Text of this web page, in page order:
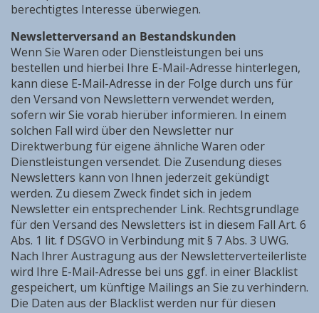
berechtigtes Interesse überwiegen.
Newsletterversand an Bestandskunden
Wenn Sie Waren oder Dienstleistungen bei uns
bestellen und hierbei Ihre E-Mail-Adresse hinterlegen,
kann diese E-Mail-Adresse in der Folge durch uns für
den Versand von Newslettern verwendet werden,
sofern wir Sie vorab hierüber informieren. In einem
solchen Fall wird über den Newsletter nur
Direktwerbung für eigene ähnliche Waren oder
Dienstleistungen versendet. Die Zusendung dieses
Newsletters kann von Ihnen jederzeit gekündigt
werden. Zu diesem Zweck findet sich in jedem
Newsletter ein entsprechender Link. Rechtsgrundlage
für den Versand des Newsletters ist in diesem Fall Art. 6
Abs. 1 lit. f DSGVO in Verbindung mit § 7 Abs. 3 UWG.
Nach Ihrer Austragung aus der Newsletterverteilerliste
wird Ihre E-Mail-Adresse bei uns ggf. in einer Blacklist
gespeichert, um künftige Mailings an Sie zu verhindern.
Die Daten aus der Blacklist werden nur für diesen